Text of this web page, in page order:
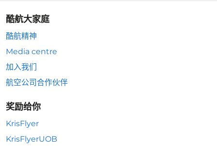
酷航大家庭
酷航精神
Media centre
加入我们
航空公司合作伙伴
奖励给你
KrisFlyer
KrisFlyerUOB